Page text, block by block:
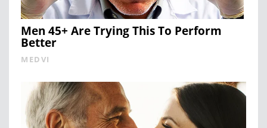
Men 45+ Are Trying This To Perform
Better
MEDVI